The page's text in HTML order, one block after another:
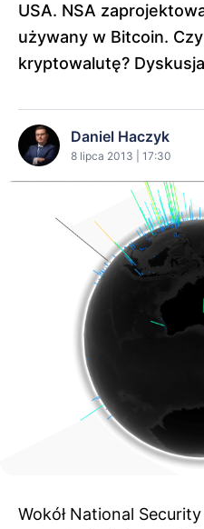
USA. NSA
używany w Bitcoin.
kryptowalutę?
Daniel Haczyk
8 lipca 2013 | 17:30
Wokół National